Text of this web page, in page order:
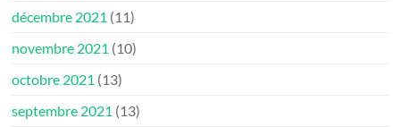
décembre 2021 (11)
novembre 2021 (10)
octobre 2021 (13)
septembre 2021 (13)